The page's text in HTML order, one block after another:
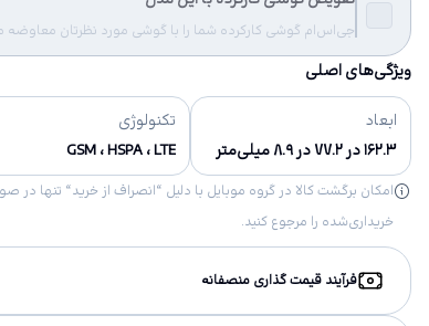
جی‌اس‌ام گوشی کارکرده شما را با گوشی مورد نظرتان معاوضه
ویژگی‌های اصلی
ابعاد
۱۶۲.۳ در ۷۷.۲ در ۸.۹ میلی‌متر
تکنولوژی
GSM ، HSPA ، LTE
خریداری‌شده را مرجوع کنید.
فرآیند قیمت گذاری منصفانه